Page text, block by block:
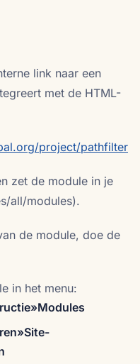
link naar een
met de HTML-
project/pathfilter
zet de module in je
all/modules).
de module, doe de
in het menu: